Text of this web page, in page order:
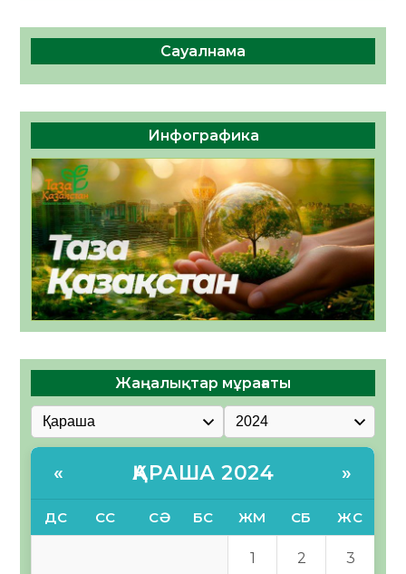
Сауалнама
Инфографика
Жаңалықтар мұрағаты
« ҚАРАША 2024 »
ДС СС СӘ БС ЖМ СБ ЖС
1 2 3